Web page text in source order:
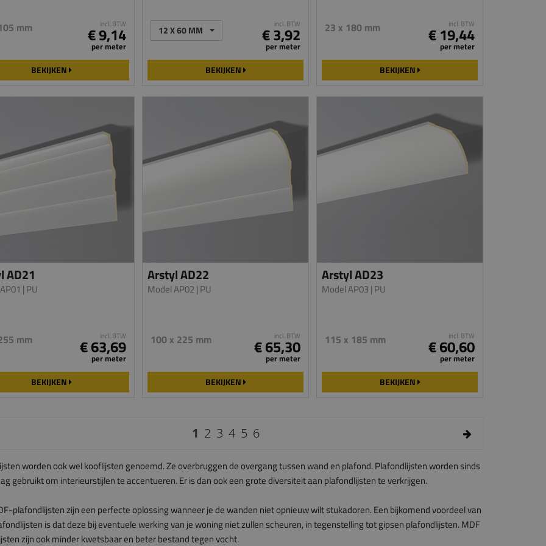
mm incl. BTW
€ 9,14
per meter
BEKIJKEN
12 X 60 MM incl. BTW
€ 3,92
per meter
BEKIJKEN
23 x 180 mm incl. BTW
€ 19,44
per meter
BEKIJKEN
AD21
| PU
mm incl. BTW
€ 63,69
per meter
BEKIJKEN
Arstyl AD22
Model AP02| PU
100 x 225 mm incl. BTW
€ 65,30
per meter
BEKIJKEN
Arstyl AD23
Model AP03 | PU
115 x 185 mm incl. BTW
€ 60,60
per meter
BEKIJKEN
1 2 3 4 5 6
worden ook wel kooflijsten genoemd. Ze overbruggen de overgang tussen wand en plafond. Plafondlijsten worden sinds
gebruikt om interieurstijlen te accentueren. Er is dan ook een grote diversiteit aan plafondlijsten te verkrijgen.
plafondlijsten zijn een perfecte oplossing wanneer je de wanden niet opnieuw wilt stukadoren. Een bijkomend voordeel van
is dat deze bij eventuele werking van je woning niet zullen scheuren, in tegenstelling tot gipsen plafondlijsten. MDF
zijn ook minder kwetsbaar en beter bestand tegen vocht.